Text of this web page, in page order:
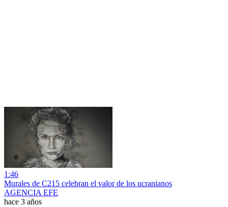
1:46
Murales de C215 celebran el valor de los ucranianos
AGENCIA EFE
hace 3 años